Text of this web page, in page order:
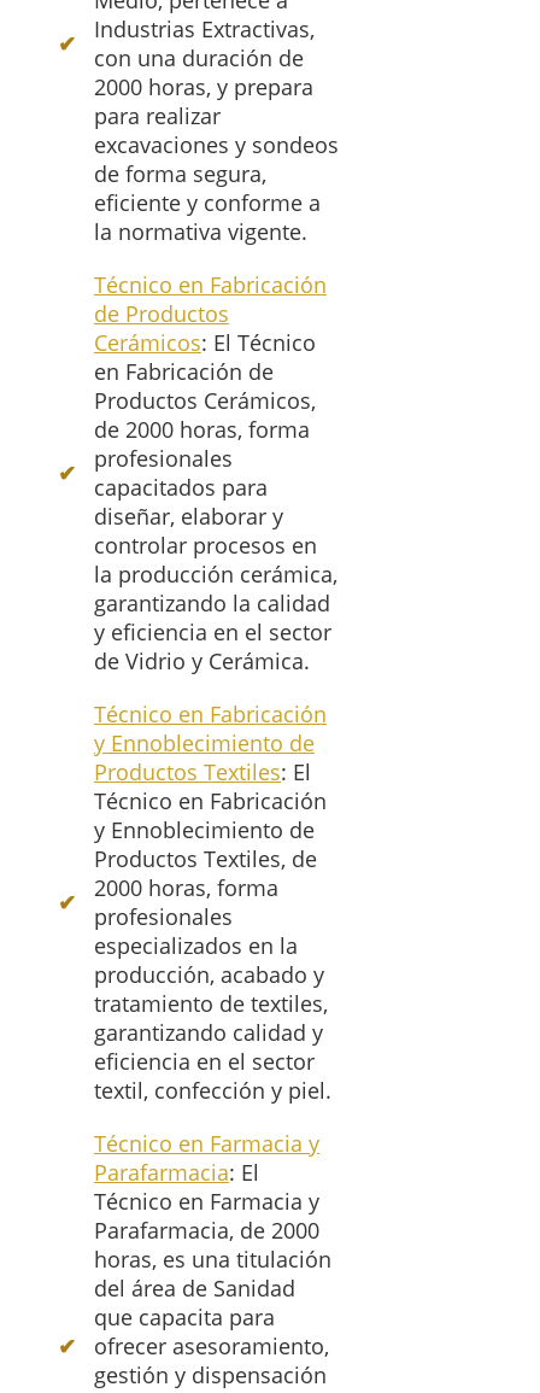
Industrias Extractivas,
con una duración de
2000 horas, y prepara
para realizar
excavaciones y sondeos
de forma segura,
eficiente y conforme a
la normativa vigente.
Técnico en Fabricación
de Productos
Cerámicos: El Técnico
en Fabricación de
Productos Cerámicos,
de 2000 horas, forma
profesionales
capacitados para
diseñar, elaborar y
controlar procesos en
la producción cerámica,
garantizando la calidad
y eficiencia en el sector
de Vidrio y Cerámica.
Técnico en Fabricación
y Ennoblecimiento de
Productos Textiles: El
Técnico en Fabricación
y Ennoblecimiento de
Productos Textiles, de
2000 horas, forma
profesionales
especializados en la
producción, acabado y
tratamiento de textiles,
garantizando calidad y
eficiencia en el sector
textil, confección y piel.
Técnico en Farmacia y
Parafarmacia: El
Técnico en Farmacia y
Parafarmacia, de 2000
horas, es una titulación
del área de Sanidad
que capacita para
ofrecer asesoramiento,
gestión y dispensación